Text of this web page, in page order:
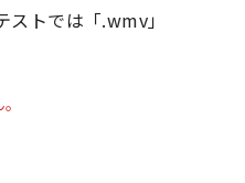
トでは「.wmv」